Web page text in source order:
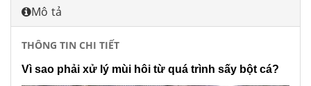
Mô tả
THÔNG TIN CHI TIẾT
Vì sao phải xử lý mùi hôi từ quá trình sấy bột cá?